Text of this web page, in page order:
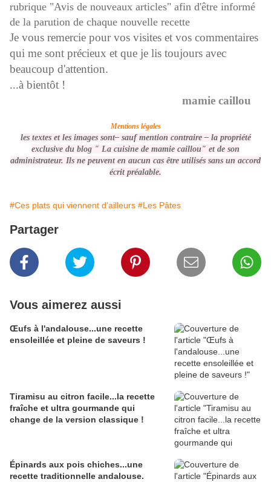
rubrique "Avis de nouveaux articles" afin d'être informé
de la parution de chaque nouvelle recette
Je vous remercie pour vos visites et vos commentaires
qui me sont précieux et que je lis toujours avec
beaucoup d'attention.
...à bientôt !
mamie caillou
Mentions légales
les textes et les images sont– sauf mention contraire –la propriété
exclusive du blog " La cuisine de mamie caillou" et de son
administrateur. Ils ne peuvent en aucun cas être utilisés sans un accord
écrit préalable.
#Ces plats qui viennent d'ailleurs #Les Pâtes
Partager
Vous aimerez aussi
Œufs à l'andalouse...une recette
ensoleillée et pleine de saveurs !
Tiramisu au citron facile...la recette
fraîche et ultra gourmande qui
change de la version classique !
Épinards aux pois chiches...une
recette traditionnelle andalouse.